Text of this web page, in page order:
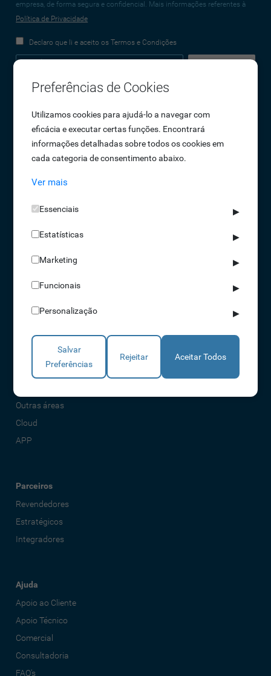
empresa, de forma segura e confidencial. Mais informações referentes à
Política de Privacidade
Declaro que li e aceito os Termos e Condições
Empresa
Sobre Nós
Oportunidades de Emprego
Termos e Condições
Política de Privacidade
Livro de reclamações
Soluções
Acessos
Torniquetes
Parques Auto
Rondas e Serviços
Outras áreas
Cloud
APP
Parceiros
Revendedores
Estratégicos
Integradores
Ajuda
Apoio ao Cliente
Apoio Técnico
Comercial
Consultadoria
FAQ's
Preferências de Cookies
Utilizamos cookies para ajudá-lo a navegar com
eficácia e executar certas funções. Encontrará
informações detalhadas sobre todos os cookies em
cada categoria de consentimento abaixo.
Ver mais
Essenciais ▶
Estatísticas ▶
Marketing ▶
Funcionais ▶
Personalização ▶
Salvar
Preferências
Rejeitar Aceitar Todos